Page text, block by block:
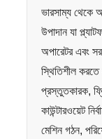
ভারসাম্য থেকে
উপাদান যা
অপারেটর এবং
স্থিতিশীল করতে
প্রস্তুতকারক,
কাউন্টারওয়েট
মেশিন গঠন,